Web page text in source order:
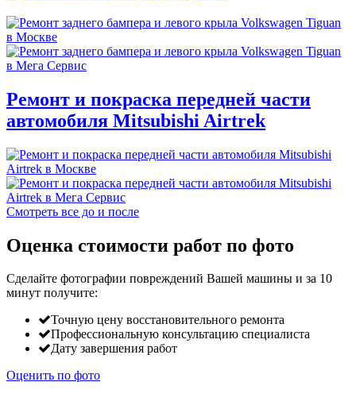
Ремонт и покраска передней части
автомобиля Mitsubishi Airtrek
Смотреть все до и после
Оценка стоимости работ по фото
Сделайте фотографии повреждений Вашей машины и за 10
минут получите:
Точную цену восстановительного ремонта
Профессиональную консультацию специалиста
Дату завершения работ
Оценить по фото